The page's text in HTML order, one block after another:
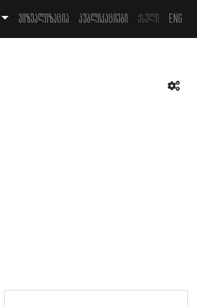
ვიზუალიზაცია პუბლიკაციები ქსელი Eng